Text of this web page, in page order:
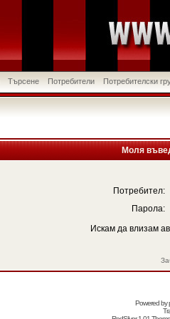
Търсене Потребители Потребителски
Моля
Потребител:
Парола:
Искам да влизам
Powered by